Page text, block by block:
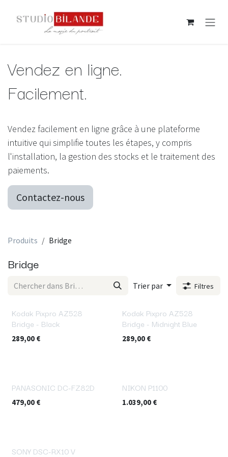
Vendez en ligne.
Facilement.
Vendez facilement en ligne grâce à une plateforme
intuitive qui simplifie toutes les étapes, y compris
l'installation, la gestion des stocks et le traitement des
paiements.
Contactez-nous
Produits Bridge
Bridge
Trier par Filtres
Kodak Pixpro AZ528
Bridge - Black
289,00 €
Kodak Pixpro AZ528
Bridge - Midnight Blue
289,00€
PANASONIC DC-FZ82D
479,00 €
NIKON P1100
1.039,00€
SONY DSC-RX10 V